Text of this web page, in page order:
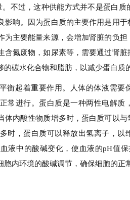
不过，这种供能方式并不是蛋白质
影响。因为蛋白质的主要作用是用
为主要能量来源，会增加肾脏的负担
含氮废物，如尿素等，需要通过肾
碳水化合物和脂肪，以减少蛋白质
衡起着重要作用。人体的体液需要
常进行。蛋白质是一种两性电解质
体内酸性物质增多时，蛋白质可以
时，蛋白质可以释放出氢离子，以
液中的酸碱变化，使血液的pH值
内环境的酸碱调节，确保细胞的正